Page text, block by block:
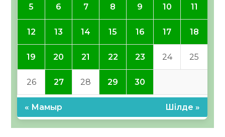
5 6 7 8 9 10 11
12 13 14 15 16 17 18
19 20 21 22 23 24 25
26 27 28 29 30
« Мамыр Шілде »